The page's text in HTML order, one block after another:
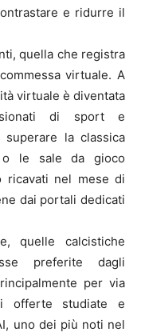
e ridurre il
quella che registra
virtuale. A
virtuale è diventata
di sport e
la classica
o le sale da gioco
nel mese di
dai portali dedicati
quelle calcistiche
preferite dagli
per via
offerte studiate e
uno dei più noti nel